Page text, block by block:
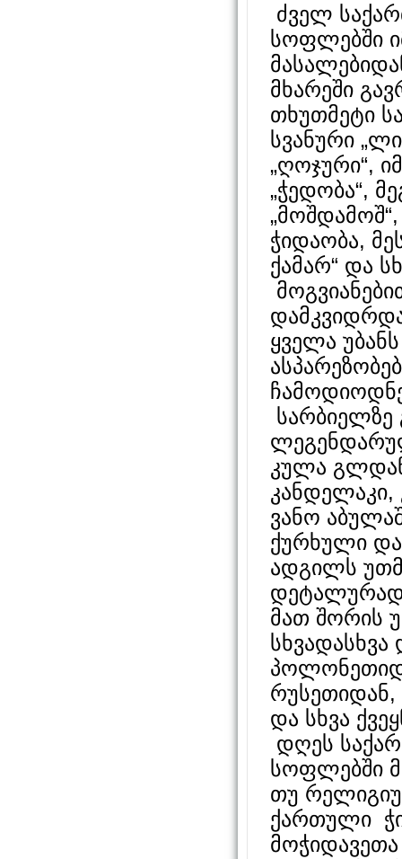
ძველ
სოფლებში
მხარეში
თხუთმეტი
სვანური
„ღოჯური“,
„ჭედობა“,
ჭიდაობა,
ქამარ“ და
ყველა
კულა
კანდელაკი,
ვანო
ქურხული და
ადგილს
დეტალურად
მათ შორის
რუსეთიდან,
და სხვა
დღეს
სოფლებში
თუ
ქართული